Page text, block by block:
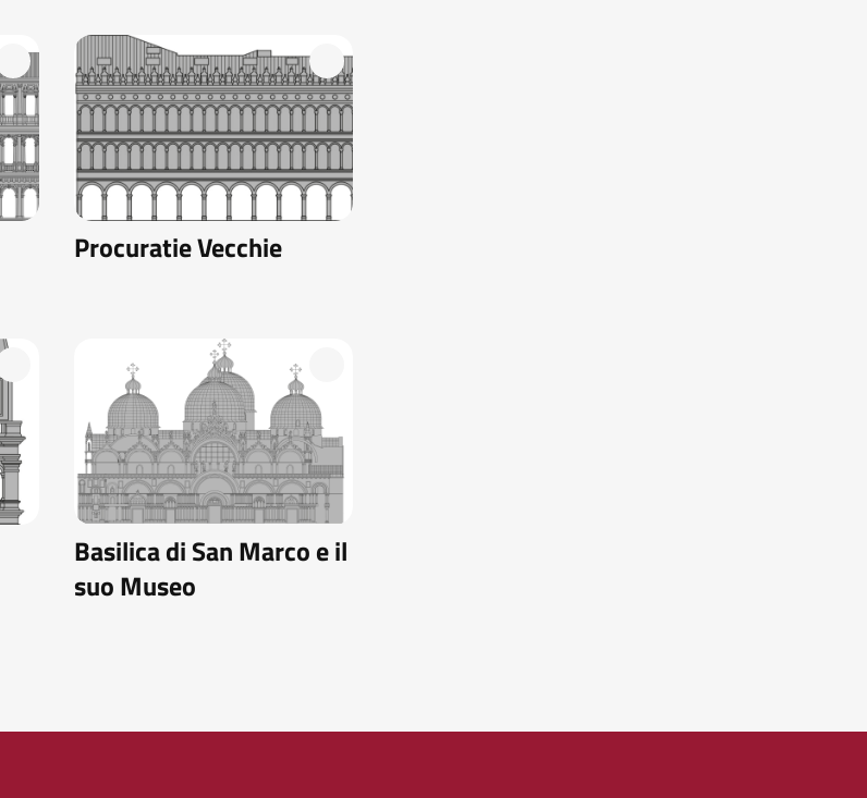
Procuratie Vecchie
Basilica di San Marco e il
suo Museo